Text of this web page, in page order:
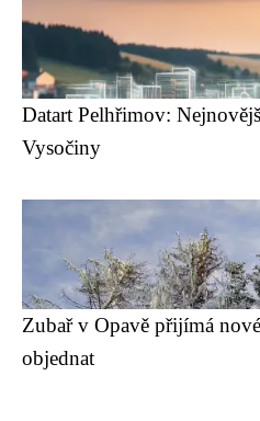
Datart Pelhřimov:
Vysočiny
Zubař v Opavě přijímá
objednat